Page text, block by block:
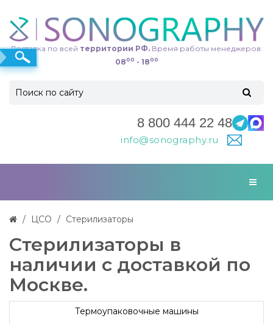
Доставка по всей территории РФ. Время работы менеджеров:
0800 - 1800
8 800 444 22 48
info@sonography.ru
ЦСО Стерилизаторы
Стерилизаторы в
наличии с доставкой по
Москве.
Термоупаковочные машины